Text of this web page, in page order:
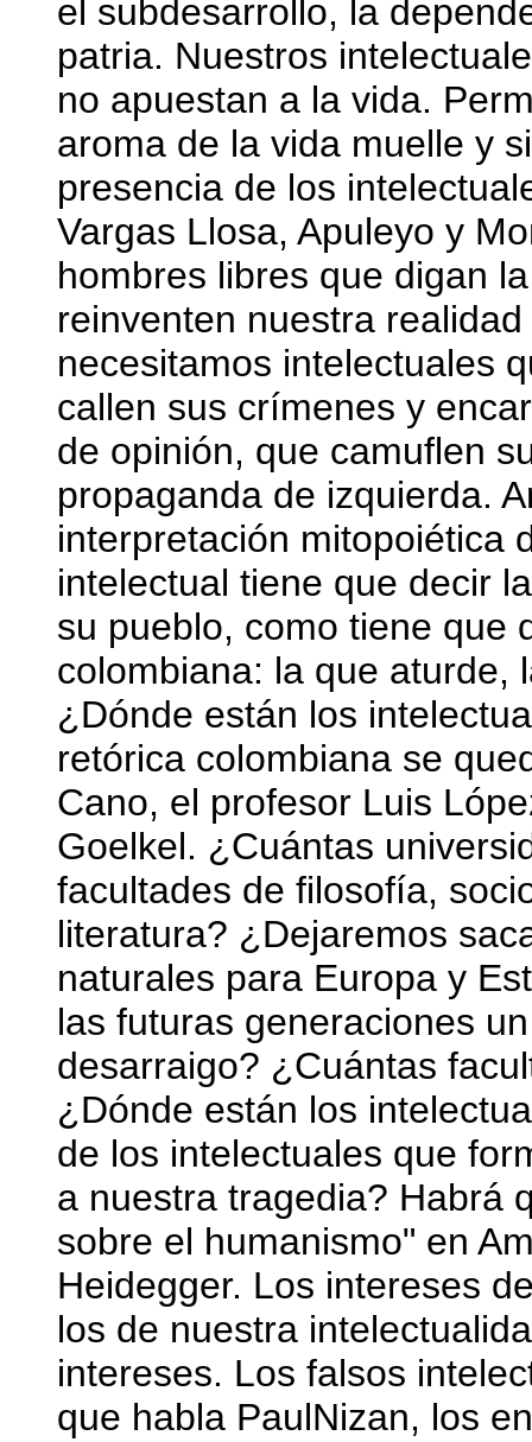
el subdesarrollo, la
patria. Nuestros
no apuestan a la vida.
aroma de la vida muelle y
presencia de los
Vargas Llosa, Apuleyo y
hombres libres que digan
reinventen nuestra
necesitamos intelectuales
callen sus crímenes y
de opinión, que camuflen
propaganda de izquierda.
interpretación mitopoiética
intelectual tiene que decir
su pueblo, como tiene que
colombiana: la que aturde,
¿Dónde están los
retórica colombiana se
Cano, el profesor Luis
Goelkel. ¿Cuántas
facultades de filosofía,
literatura? ¿Dejaremos
naturales para Europa y
las futuras generaciones
desarraigo? ¿Cuántas
¿Dónde están los
de los intelectuales que
a nuestra tragedia? Habrá
sobre el humanismo" en
Heidegger. Los intereses
los de nuestra
intereses. Los falsos
que habla PaulNizan, los